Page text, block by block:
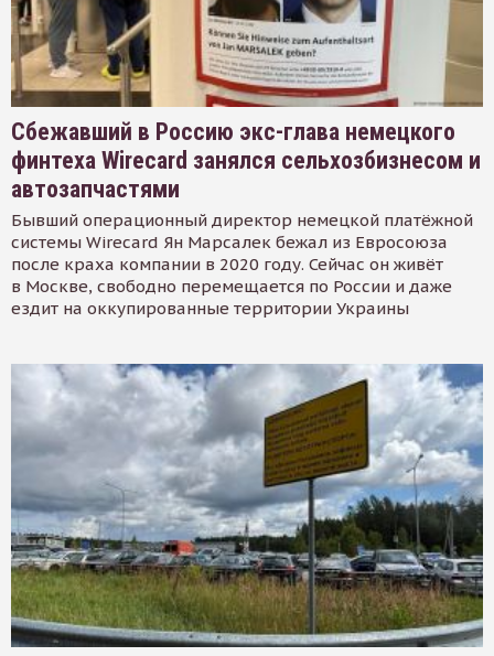
Сбежавший в Россию экс-глава немецкого
финтеха Wirecard занялся сельхозбизнесом и
автозапчастями
Бывший операционный директор немецкой платёжной
системы Wirecard Ян Марсалек бежал из Евросоюза
после краха компании в 2020 году. Сейчас он живёт
в Москве, свободно перемещается по России и даже
ездит на оккупированные территории Украины